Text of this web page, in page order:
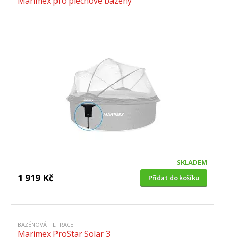
SKLADEM
1 919 Kč Přidat do košíku
BAZÉNOVÁ FILTRACE
Marimex ProStar Solar 3